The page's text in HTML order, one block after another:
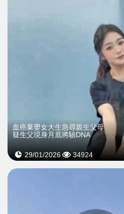
血癌棄嬰女大生急尋親生父母
疑生父現身月底將驗DNA
29/01/2026 34924